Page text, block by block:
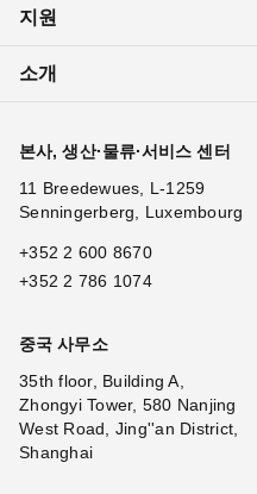
지원
소개
본사, 생산·물류·서비스 센터
11 Breedewues, L-1259
Senningerberg, Luxembourg
+352 2 600 8670
+352 2 786 1074
중국 사무소
35th floor, Building A,
Zhongyi Tower, 580 Nanjing
West Road, Jing''an District,
Shanghai